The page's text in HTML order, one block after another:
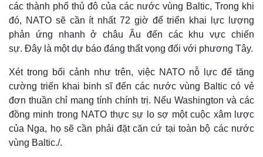
các thành phố thủ đô của các nước vùng Baltic, Trong khi
đó, NATO sẽ cần ít nhất 72 giờ để triển khai lực lượng
phản ứng nhanh ở châu Âu đến các khu vực chiến
sự. Đây là một dự báo đáng thất vọng đối với phương Tây.
Xét trong bối cảnh như trên, việc NATO nỗ lực để tăng
cường triển khai binh sĩ đến các nước vùng Baltic có vẻ
đơn thuần chỉ mang tính chính trị. Nếu Washington và các
đồng minh trong NATO thực sự lo sợ một cuộc xâm lược
của Nga, họ sẽ cần phải đặt căn cứ tại toàn bộ các nước
vùng Baltic./.